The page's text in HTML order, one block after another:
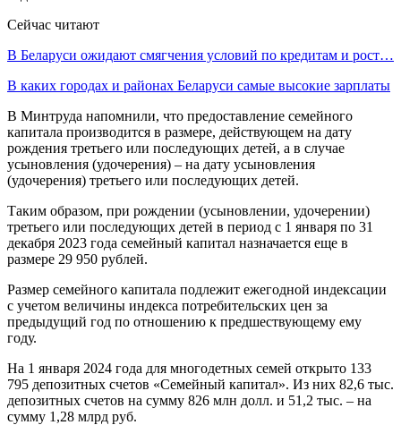
Сейчас читают
В Беларуси ожидают смягчения условий по кредитам и рост…
В каких городах и районах Беларуси самые высокие зарплаты
В Минтруда напомнили, что предоставление семейного
капитала производится в размере, действующем на дату
рождения третьего или последующих детей, а в случае
усыновления (удочерения) – на дату усыновления
(удочерения) третьего или последующих детей.
Таким образом, при рождении (усыновлении, удочерении)
третьего или последующих детей в период с 1 января по 31
декабря 2023 года семейный капитал назначается еще в
размере 29 950 рублей.
Размер семейного капитала подлежит ежегодной индексации
с учетом величины индекса потребительских цен за
предыдущий год по отношению к предшествующему ему
году.
На 1 января 2024 года для многодетных семей открыто 133
795 депозитных счетов «Семейный капитал». Из них 82,6 тыс.
депозитных счетов на сумму 826 млн долл. и 51,2 тыс. – на
сумму 1,28 млрд руб.